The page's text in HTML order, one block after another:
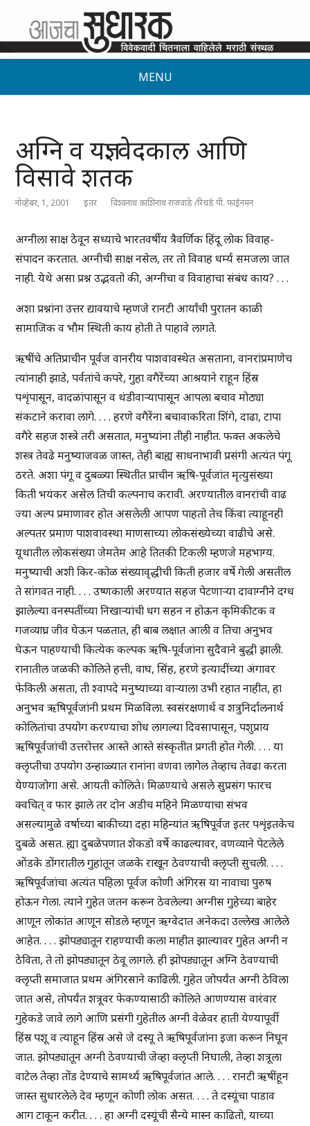
MENU
अग्नि व यज्ञ: वेदकाल आणि
विसावे शतक
नोव्हेंबर, 1, 2001 इतर विश्वनाथ काशिनाथ राजवाडे /रिचर्ड पी. फाईनमन
अग्नीला साक्ष ठेवून सध्याचे भारतवर्षीय त्रैवर्णिक हिंदू लोक विवाह-
संपादन करतात. अग्नीची साक्ष नसेल, तर तो विवाह धर्म्य समजला जात
नाही. येथे असा प्रश्न उद्भवतो की, अग्नीचा व विवाहाचा संबंध काय? . . .
अशा प्रश्नांना उत्तर द्यावयाचे म्हणजे रानटी आर्यांची पुरातन काळी
सामाजिक व भौम स्थिती काय होती ते पाहावे लागते.
ऋषींचे अतिप्राचीन पूर्वज वानरीय पाशवावस्थेत असताना, वानरांप्रमाणेच
त्यांनाही झाडे, पर्वतांचे कपरे, गुहा वगैरेंच्या आश्रयाने राहून हिंस्र
पशृंपासून, वादळांपासून व थंडीवाऱ्यापासून आपला बचाव मोठ्या
संकटाने करावा लागे. . . . हरणे वगैरेंना बचावाकरिता शिंगे, दाढा, टापा
वगैरे सहज शस्त्रे तरी असतात, मनुष्यांना तीही नाहीत. फक्त अकलेचे
शस्त्र तेवढे मनुष्याजवळ जास्त, तेही बाह्य साधनाभावी प्रसंगी अत्यंत पंगू
ठरते. अशा पंगू व दुबळ्या स्थितीत प्राचीन ऋषि-पूर्वजांत मृत्युसंख्या
किती भयंकर असेल तिची कल्पनाच करावी. अरण्यातील वानरांची वाढ
ज्या अल्प प्रमाणावर होत असलेली आपण पाहतो तेच किंवा त्याहूनही
अल्पतर प्रमाण पाशवावस्था माणसाच्या लोकसंख्येच्या वाढीचे असे.
यूथातील लोकसंख्या जेमतेम आहे तितकी टिकली म्हणजे महभाग्य.
मनुष्याची अशी किर-कोळ संख्यावृद्धीची किती हजार वर्षे गेली असतील
ते सांगवत नाही. . . . उष्णकाली अरण्यात सहज पेटणाऱ्या दावाग्नीने दग्ध
झालेल्या वनस्पतींच्या निखाऱ्यांची धग सहन न होऊन कृमिकीटक व
गजव्याघ्र जीव घेऊन पळतात, ही बाब लक्षात आली व तिचा अनुभव
घेऊन पाहण्याची कित्येक कल्पक ऋषि-पूर्वजांना सुदैवाने बुद्धी झाली.
रानातील जळकी कोलिते हत्ती, वाघ, सिंह, हरणे इत्यादींच्या अंगावर
फेकिली असता, ती श्वापदे मनुष्याच्या वाऱ्याला उभी रहात नाहीत, हा
अनुभव ऋषिपूर्वजांनी प्रथम मिळविला. स्वसंरक्षणार्थ व शत्रुनिर्दालनार्थ
कोलितांचा उपयोग करण्याचा शोध लागल्या दिवसापासून, पशुप्राय
ऋषिपूर्वजांची उत्तरोत्तर आस्ते आस्ते संस्कृतीत प्रगती होत गेली. . . . या
क्लृप्तीचा उपयोग उन्हाळ्यात रानांना वणवा लागेल तेव्हाच तेवढा करता
येण्याजोगा असे. आयती कोलिते। मिळण्याचे असले सुप्रसंग फारच
क्वचित् व फार झाले तर दोन अडीच महिने मिळण्याचा संभव
असल्यामुळे वर्षाच्या बाकीच्या दहा महिन्यांत ऋषिपूर्वज इतर पशृंइतकेच
दुबळे असत. ह्या दुबळेपणात शेकडो वर्षे काढल्यावर, वणव्याने पेटलेले
ओंडके डोंगरातील गुहांतून जळके राखून ठेवण्याची क्लृप्ती सुचली. . . .
ऋषिपूर्वजांचा अत्यंत पहिला पूर्वज कोणी अंगिरस या नावाचा पुरुष
होऊन गेला. त्याने गुहेत जतन करून ठेवलेल्या अग्नीस गुहेच्या बाहेर
आणून लोकांत आणून सोडले म्हणून ऋग्वेदात अनेकदा उल्लेख आलेले
आहेत. . . . झोपड्यातून राहण्याची कला माहीत झाल्यावर गुहेत अग्नी न
ठेविता, ते तो झोपड्यातून ठेवू लागले. ही झोपड्यातून अग्नि ठेवण्याची
क्लृप्ती समाजात प्रथम अंगिरसाने काढिली. गुहेत जोपर्यंत अग्नी ठेविला
जात असे, तोपर्यंत शत्रूवर फेकण्यासाठी कोलिते आणण्यास वारंवार
गुहेकडे जावे लागे आणि प्रसंगी गुहेतील अग्नी वेळेवर हाती येण्यापूर्वी
हिंस्र पशू व त्याहून हिंस्र असे जे दस्यू ते ऋषिपूर्वजांना इजा करून निघून
जात. झोपड्यातून अग्नी ठेवण्याची जेव्हा क्लृप्ती निघाली, तेव्हा शत्रूला
वाटेल तेव्हा तोंड देण्याचे सामर्थ्य ऋषिपूर्वजांत आले. . . . रानटी ऋषींहून
जास्त सुधारलेले देव म्हणून कोणी लोक असत. . . . ते दस्यूंचा पाडाव
आग टाकून करीत. . . . हा अग्नी दस्यूंची सैन्ये मास्न काढितो, याच्या